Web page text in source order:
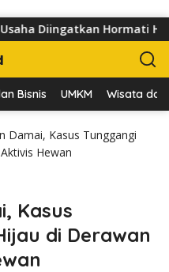
Hormati Hak Pejalan
Bisnis UMKM Wisata dan
Damai, Kasus Tunggangi
Hewan
Kasus
di Derawan